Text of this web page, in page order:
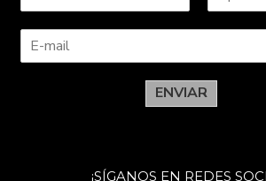
o
b
p
l
d
ENVIAR
¡SÍGANOS EN REDES